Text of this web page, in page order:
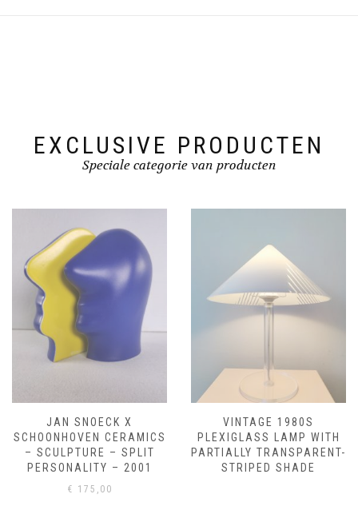
EXCLUSIVE PRODUCTEN
Speciale categorie van producten
VINTAGE 1980S
PLEXIGLASS LAMP WITH
PARTIALLY TRANSPARENT-
STRIPED SHADE
JÄRPEN FEAUTUIL BY
NIELS GAMMELGAARD FOR
IKEA
€ 275,00